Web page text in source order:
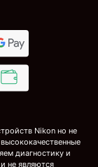
Nikon но не
диагностику и
не являются